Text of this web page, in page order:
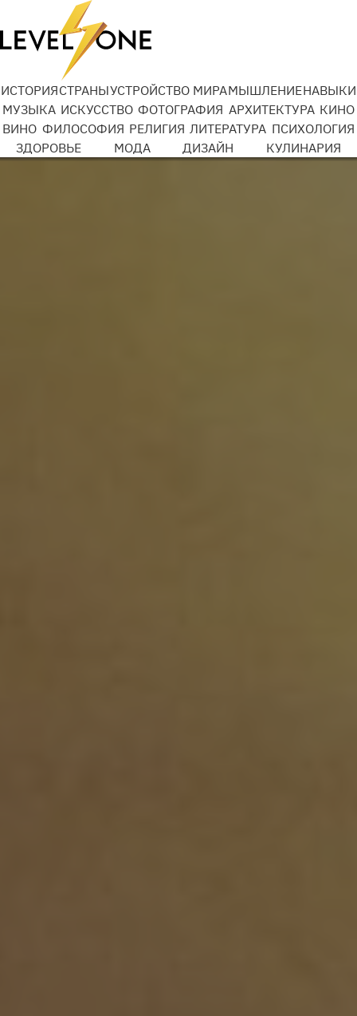
ИСТОРИЯСТРАНЫУСТРОЙСТВО МИРАМЫШЛЕНИЕНАВЫКИ
МУЗЫКА ИСКУССТВО ФОТОГРАФИЯ АРХИТЕКТУРА КИНО
ВИНО ФИЛОСОФИЯ РЕЛИГИЯ ЛИТЕРАТУРА ПСИХОЛОГИЯ
ЗДОРОВЬЕ
МОДА ДИЗАЙН КУЛИНАРИЯ